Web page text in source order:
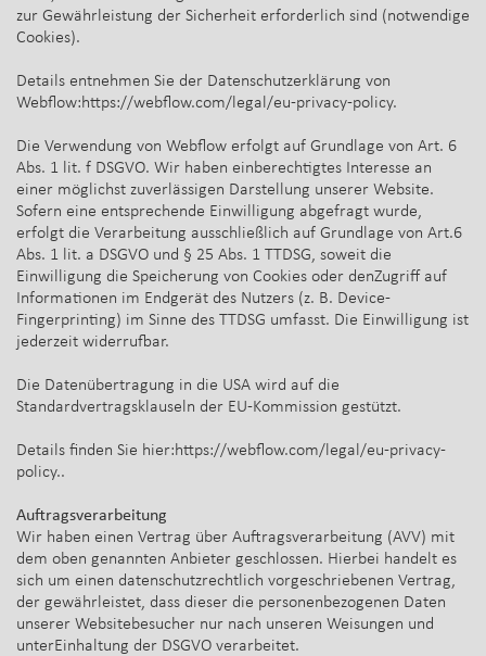
zur Gewährleistung der Sicherheit erforderlich sind (notwendige
Cookies).
Details entnehmen Sie der Datenschutzerklärung von
Webflow:https://webflow.com/legal/eu-privacy-policy.
Die Verwendung von Webflow erfolgt auf Grundlage von Art. 6
Abs. 1 lit. f DSGVO. Wir haben einberechtigtes Interesse an
einer möglichst zuverlässigen Darstellung unserer Website.
Sofern eine entsprechende Einwilligung abgefragt wurde,
erfolgt die Verarbeitung ausschließlich auf Grundlage von Art.6
Abs. 1 lit. a DSGVO und § 25 Abs. 1 TTDSG, soweit die
Einwilligung die Speicherung von Cookies oder denZugriff auf
Informationen im Endgerät des Nutzers (z. B. Device-
Fingerprinting) im Sinne des TTDSG umfasst. Die Einwilligung ist
jederzeit widerrufbar.
Die Datenübertragung in die USA wird auf die
Standardvertragsklauseln der EU-Kommission gestützt.
Details finden Sie hier:https://webflow.com/legal/eu-privacy-
policy..
Auftragsverarbeitung
Wir haben einen Vertrag über Auftragsverarbeitung (AVV) mit
dem oben genannten Anbieter geschlossen. Hierbei handelt es
sich um einen datenschutzrechtlich vorgeschriebenen Vertrag,
der gewährleistet, dass dieser die personenbezogenen Daten
unserer Websitebesucher nur nach unseren Weisungen und
unterEinhaltung der DSGVO verarbeitet.